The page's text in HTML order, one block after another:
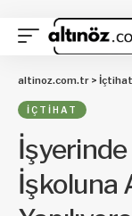
altinoz.com.tr > İçtihat
İÇTIHAT
İşyerinde
İşkoluna